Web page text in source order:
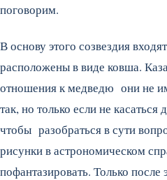
поговорим.
В основу этого созвездия
расположены в виде ковша.
отношения к медведю они не
так, но только если не
чтобы разобраться в сути
рисунки в астрономическом
пофантазировать. Только